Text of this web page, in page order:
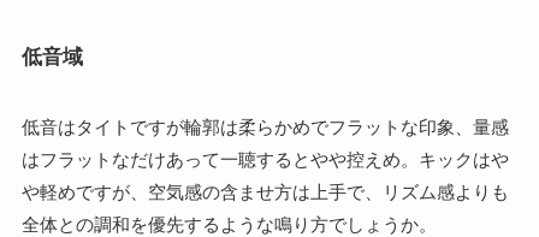
低音域
低音はタイトですが輪郭は柔らかめでフラットな印象、量感
はフラットなだけあって一聴するとやや控えめ。キックはや
や軽めですが、空気感の含ませ方は上手で、リズム感よりも
全体との調和を優先するような鳴り方でしょうか。